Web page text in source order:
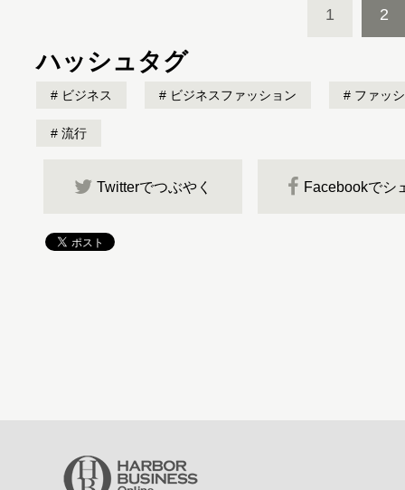
1 2
ハッシュタグ
ビジネス ビジネスファッション ファッ
流行
Twitterでつぶやく Facebookでシ